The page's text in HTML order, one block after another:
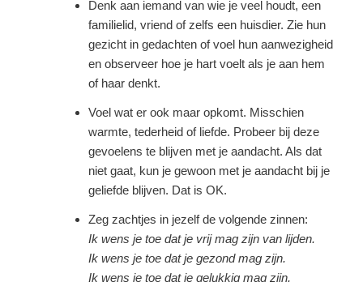
Denk aan iemand van wie je veel houdt, een
familielid, vriend of zelfs een huisdier. Zie hun
gezicht in gedachten of voel hun aanwezigheid
en observeer hoe je hart voelt als je aan hem
of haar denkt.
Voel wat er ook maar opkomt. Misschien
warmte, tederheid of liefde. Probeer bij deze
gevoelens te blijven met je aandacht. Als dat
niet gaat, kun je gewoon met je aandacht bij je
geliefde blijven. Dat is OK.
Zeg zachtjes in jezelf de volgende zinnen:
Ik wens je toe dat je vrij mag zijn van lijden.
Ik wens je toe dat je gezond mag zijn.
Ik wens je toe dat je gelukkig mag zijn.